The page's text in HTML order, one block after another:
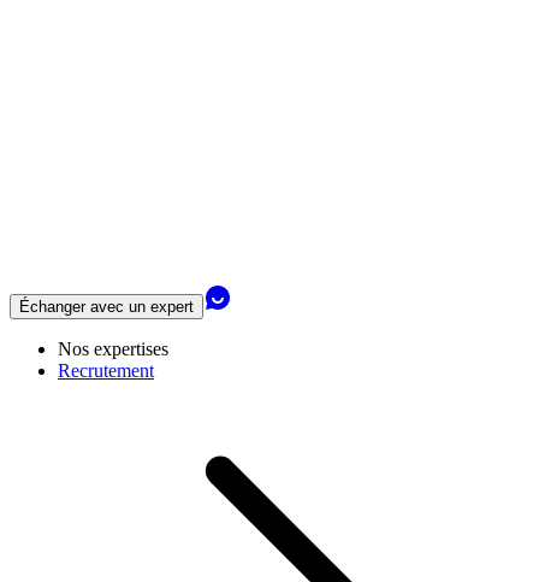
Échanger avec un expert
Nos expertises
Recrutement